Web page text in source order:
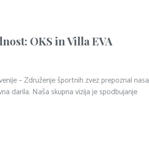
OKS in Villa EVA
– Združenje športnih zvez prepoznal nasa
darila. Naša skupna vizija je spodbujanje